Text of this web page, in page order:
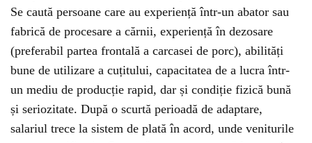
Se caută persoane care au experiență într-un abator sau
fabrică de procesare a cărnii, experiență în dezosare
(preferabil partea frontală a carcasei de porc), abilități
bune de utilizare a cuțitului, capacitatea de a lucra într-
un mediu de producție rapid, dar și condiție fizică bună
și seriozitate. După o scurtă perioadă de adaptare,
salariul trece la sistem de plată în acord, unde veniturile